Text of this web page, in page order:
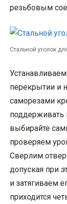
резьбовым
Стальной уголок
перекрытии и
саморезами
поддерживать
выбирайте
проверяем
Сверлим
допуская при
и затягиваем
приходится